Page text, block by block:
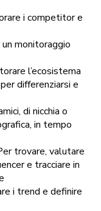
i competitor e
monitoraggio
l’ecosistema
differenziarsi e
di nicchia o
in tempo
trovare, valutare
e tracciare in
i trend e definire